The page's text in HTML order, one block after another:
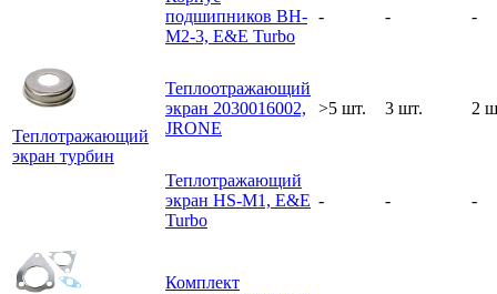
подшипников BH-
M2-3, E&E Turbo
- - -
Теплотражающий
экран турбин
Теплоотражающий
экран 2030016002,
JRONE
>5 шт. 3 шт. 2
Теплотражающий
экран HS-M1, E&E
Turbo
- - -
Комплект